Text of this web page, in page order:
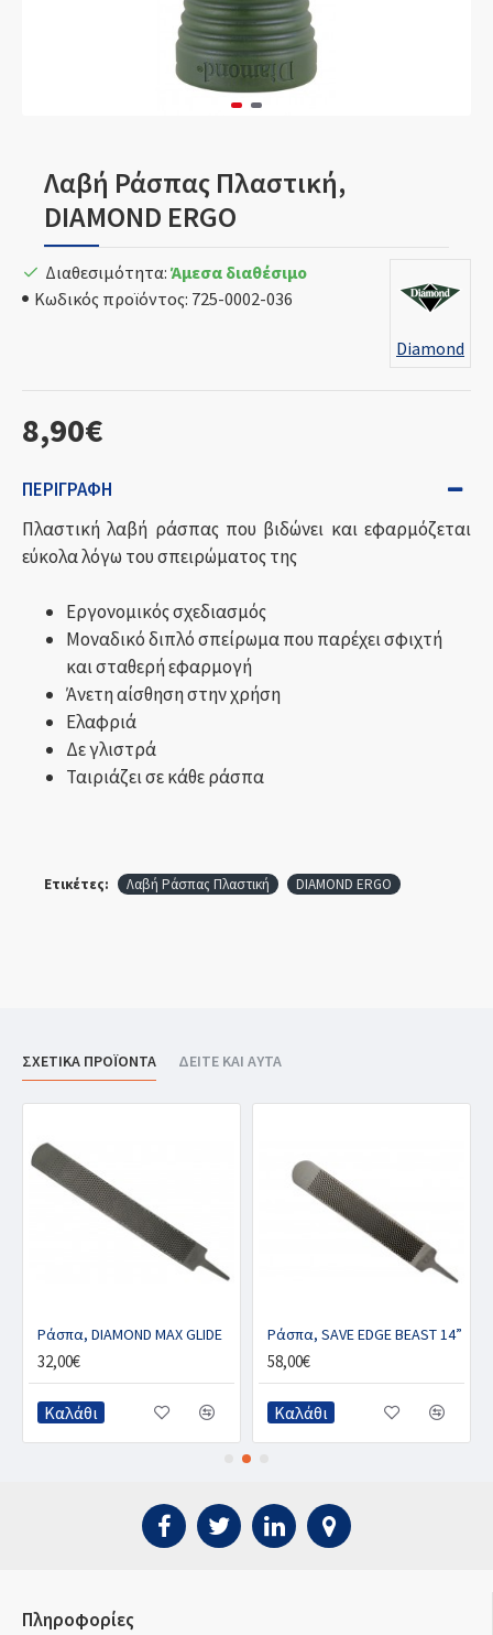
Λαβή Ράσπας Πλαστική,
DIAMOND ERGO
8,90€
Διαθεσιμότητα: Άμεσα διαθέσιμο
Κωδικός προϊόντος: 725-0002-036
Diamond
ΠΕΡΙΓΡΑΦΉ
Πλαστική λαβή ράσπας που βιδώνει και εφαρμόζεται
εύκολα λόγω του σπειρώματος της
Εργονομικός σχεδιασμός
Μοναδικό διπλό σπείρωμα που παρέχει σφιχτή
και σταθερή εφαρμογή
Άνετη αίσθηση στην χρήση
Ελαφριά
Δε γλιστρά
Ταιριάζει σε κάθε ράσπα
Ετικέτες: Λαβή Ράσπας Πλαστική DIAMOND ERGO
ΣΧΕΤΙΚΑ ΠΡΟΪΟΝΤΑ ΔΕΙΤΕ ΚΑΙ ΑΥΤΑ
Ράσπα, DIAMOND MAX GLIDE
32,00€
Καλάθι
Ράσπα, SAVE EDGE BEAST 14”
58,00€
Καλάθι
Πληροφορίες